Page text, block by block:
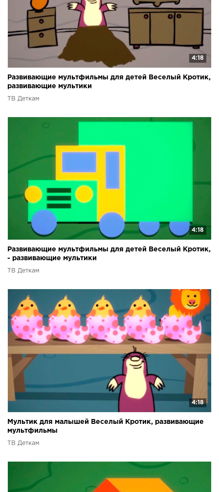
4:18
Развивающие мультфильмы для детей Веселый Кротик,
развивающие мультики
ТВ Деткам
4:18
Развивающие мультфильмы для детей Веселый Кротик,
- развивающие мультики
ТВ Деткам
4:18
Мультик для малышей Веселый Кротик, развивающие
мультфильмы
ТВ Деткам